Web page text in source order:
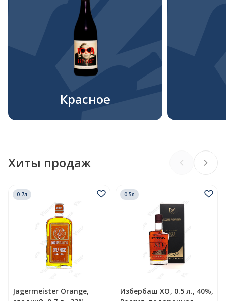
Красное
Хиты продаж
0.7л
Jagermeister Orange,
0.5л
Избербаш XO, 0.5 л., 40%,